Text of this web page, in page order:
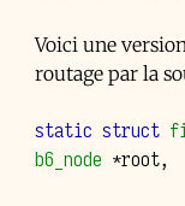
Voici une
routage par la
static struct
b6_node *root,